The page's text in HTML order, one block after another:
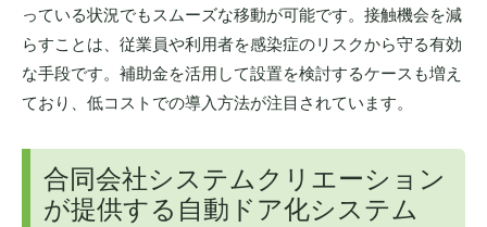
っている状況でもスムーズな移動が可能です。接触機会を減
らすことは、従業員や利用者を感染症のリスクから守る有効
な手段です。補助金を活用して設置を検討するケースも増え
ており、低コストでの導入方法が注目されています。
合同会社システムクリエーション
が提供する自動ドア化システム